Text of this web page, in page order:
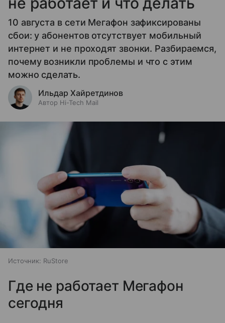
10 августа в сети Мегафон зафиксированы
сбои: у абонентов отсутствует мобильный
интернет и не проходят звонки. Разбираемся,
почему возникли проблемы и что с этим
можно сделать.
Ильдар Хайретдинов
Автор Hi-Tech Mail
Источник: RuStore
Где не работает Мегафон
сегодня